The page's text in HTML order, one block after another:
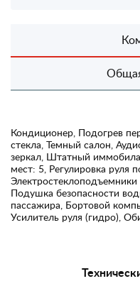
Кондиционер, Подогрев
стекла, Темный салон,
зеркал, Штатный
мест: 5, Регулировка руля
Подушка безопасности
пассажира, Бортовой
Усилитель руля (гидро),